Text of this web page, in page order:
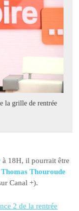
la grille de rentrée
à 18H, il pourrait être
Thomas Thouroude
Canal +).
2 de la rentrée